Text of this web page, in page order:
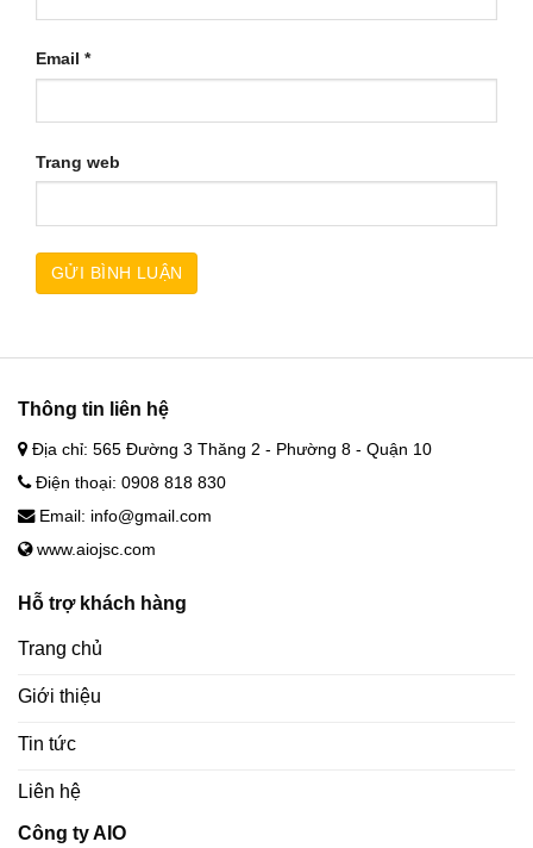
Email *
Trang web
Thông tin liên hệ
Địa chỉ: 565 Đường 3 Thăng 2 - Phường 8 - Quận 10
Điện thoại: 0908 818 830
Email: info@gmail.com
www.aiojsc.com
Hỗ trợ khách hàng
Trang chủ
Giới thiệu
Tin tức
Liên hệ
Công ty AIO